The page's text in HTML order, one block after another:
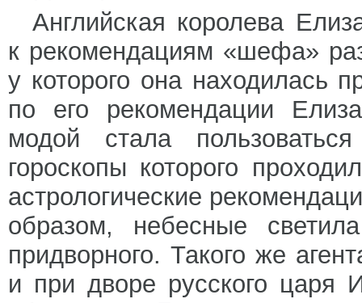
Английская королева
к рекомендациям «шефа»
у которого она находилась
по его рекомендации
модой стала
гороскопы которого
астрологические
образом, небесные
придворного. Такого же
и при дворе русского царя